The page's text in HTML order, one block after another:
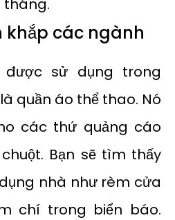
tháng.
khắp các ngành
sử dụng trong
quần áo thể thao. Nó
các thứ quảng cáo
Bạn sẽ tìm thấy
nhà như rèm cửa
chí trong biển báo.